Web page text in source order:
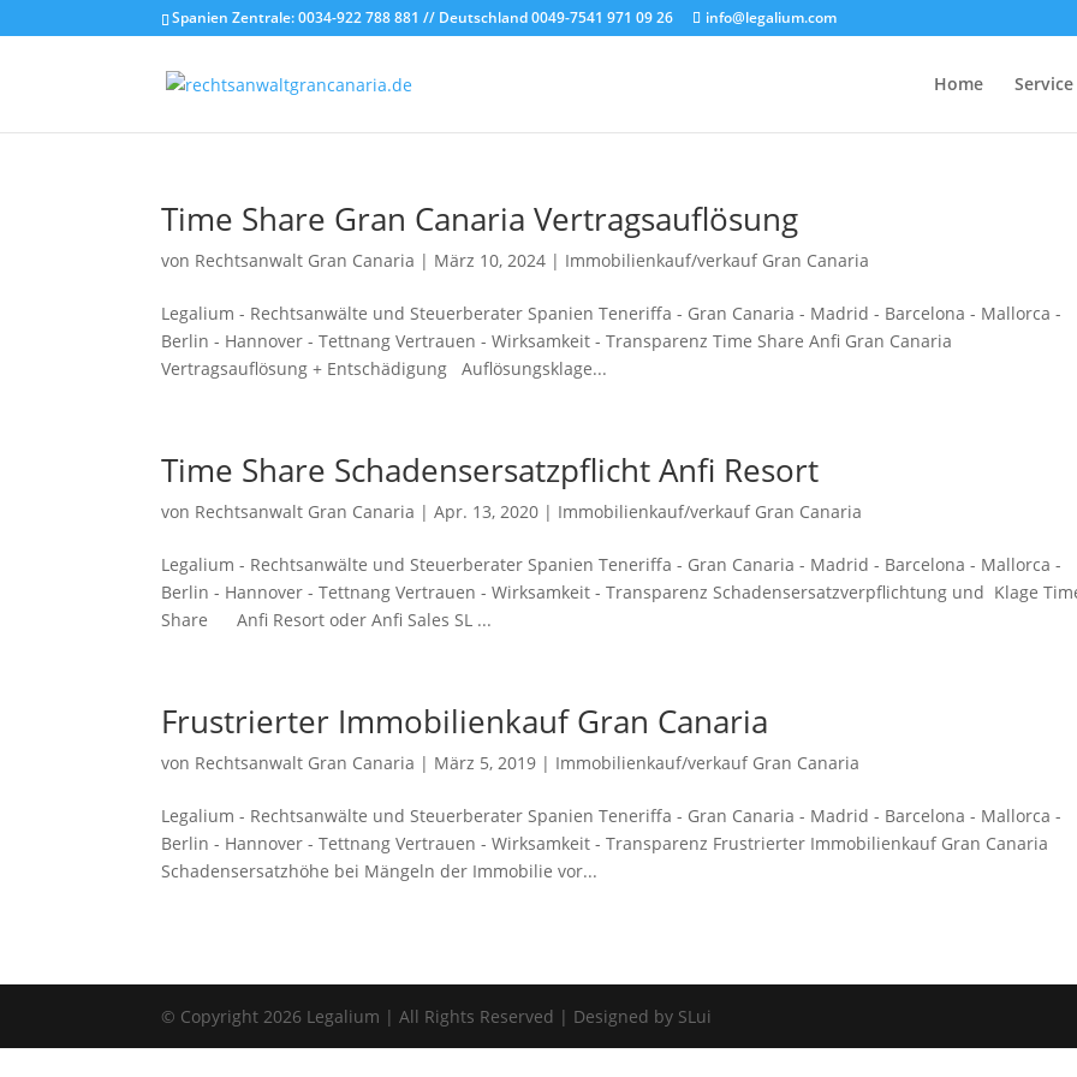
Spanien Zentrale: 0034-922 788 881 // Deutschland 0049-7541 971 09 26 info@legalium.com
Home Service
Time Share Gran Canaria Vertragsauflösung
von Rechtsanwalt Gran Canaria | März 10, 2024 | Immobilienkauf/verkauf Gran Canaria
Legalium - Rechtsanwälte und Steuerberater Spanien Teneriffa - Gran Canaria - Madrid - Barcelona - Mallorca -
Berlin - Hannover - Tettnang Vertrauen - Wirksamkeit - Transparenz Time Share Anfi Gran Canaria
Vertragsauflösung + Entschädigung Auflösungsklage...
Time Share Schadensersatzpflicht Anfi Resort
von Rechtsanwalt Gran Canaria |Apr. 13, 2020 | Immobilienkauf/verkauf Gran Canaria
Legalium - Rechtsanwälte und Steuerberater Spanien Teneriffa - Gran Canaria - Madrid - Barcelona - Mallorca -
Berlin - Hannover - Tettnang Vertrauen - Wirksamkeit - Transparenz Schadensersatzverpflichtung und Klage
Share Anfi Resort oder Anfi Sales SL ...
Frustrierter Immobilienkauf Gran Canaria
von Rechtsanwalt Gran Canaria | März 5, 2019 | Immobilienkauf/verkauf Gran Canaria
Legalium - Rechtsanwälte und Steuerberater Spanien Teneriffa - Gran Canaria - Madrid - Barcelona - Mallorca -
Berlin - Hannover - Tettnang Vertrauen - Wirksamkeit - Transparenz Frustrierter Immobilienkauf Gran Canaria
Schadensersatzhöhe bei Mängeln der Immobilie vor...
© Copyright 2026 Legalium | All Rights Reserved | Designed by SLui